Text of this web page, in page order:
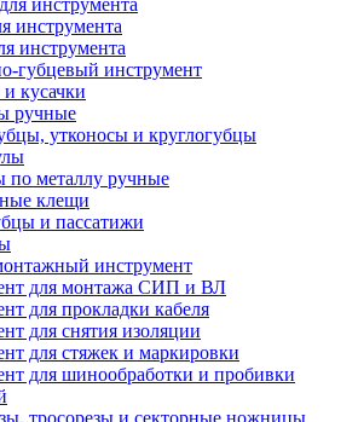
инструмента
инструмента
инструмента
губцевый инструмент
кусачки
ручные
утконосы и круглогубцы
металлу ручные
клещи
и пассатижи
инструмент
для монтажа СИП и ВЛ
для прокладки кабеля
для снятия изоляции
для стяжек и маркировки
для шинообработки и пробивки
тросорезы и секторные ножницы